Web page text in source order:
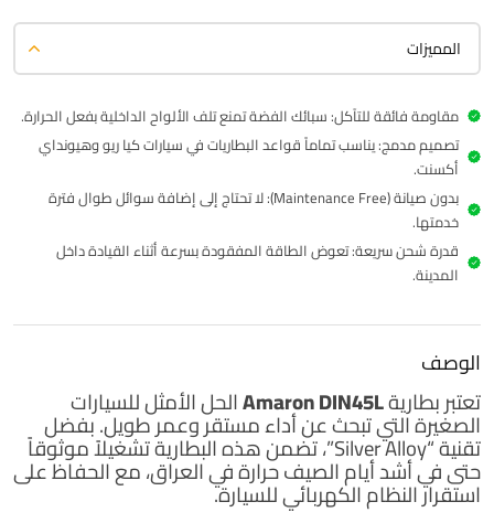
المميزات
مقاومة فائقة للتآكل: سبائك الفضة تمنع تلف الألواح الداخلية بفعل الحرارة.
تصميم مدمج: يناسب تماماً قواعد البطاريات في سيارات كيا ريو وهيونداي
أكسنت.
بدون صيانة (Maintenance Free): لا تحتاج إلى إضافة سوائل طوال فترة
خدمتها.
قدرة شحن سريعة: تعوض الطاقة المفقودة بسرعة أثناء القيادة داخل
المدينة.
الوصف
تعتبر بطاريةAmaron DIN45Lالحل الأمثل للسيارات
الصغيرة التي تبحث عن أداء مستقر وعمر طويل. بفضل
تقنية “Silver Alloy”، تضمن هذه البطارية تشغيلاً موثوقاً
حتى في أشد أيام الصيف حرارة في العراق، مع الحفاظ على
استقرار النظام الكهربائي للسيارة.